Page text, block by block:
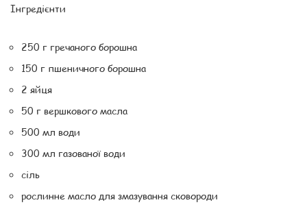
Інгредієнти
250 г гречаного борошна
150 г пшеничного борошна
2 яйця
50 г вершкового масла
500 мл води
300 мл газованої води
сіль
рослинне масло для змазування сковороди